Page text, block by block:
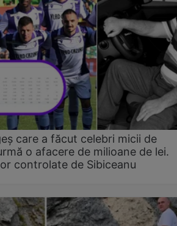
care a făcut celebri micii de
o afacere de milioane de lei.
controlate de Sibiceanu